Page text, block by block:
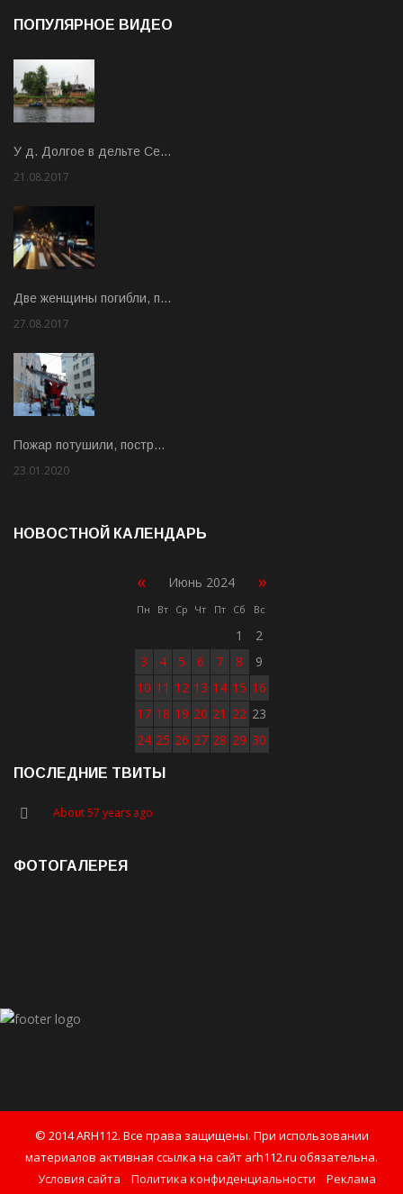
ПОПУЛЯРНОЕ ВИДЕО
У д. Долгое в дельте Се…
21.08.2017
Две женщины погибли, п…
27.08.2017
Пожар потушили, постр…
23.01.2020
НОВОСТНОЙ КАЛЕНДАРЬ
« Июнь 2024 »
Пн Вт Ср Чт Пт Сб Вс
1
2
3
4 5 6 7 8
9
10 11 12 13 14 15 16
17 18 19 20 21 22 23
24 25 26 27 28 29 30
ПОСЛЕДНИЕ ТВИТЫ
About 57 years ago
ФОТОГАЛЕРЕЯ
© 2014 ARH112. Все права защищены. При использовании
материалов активная ссылка на сайт arh112.ru обязательна.
Условия сайта
Политика конфиденциальности
Реклама